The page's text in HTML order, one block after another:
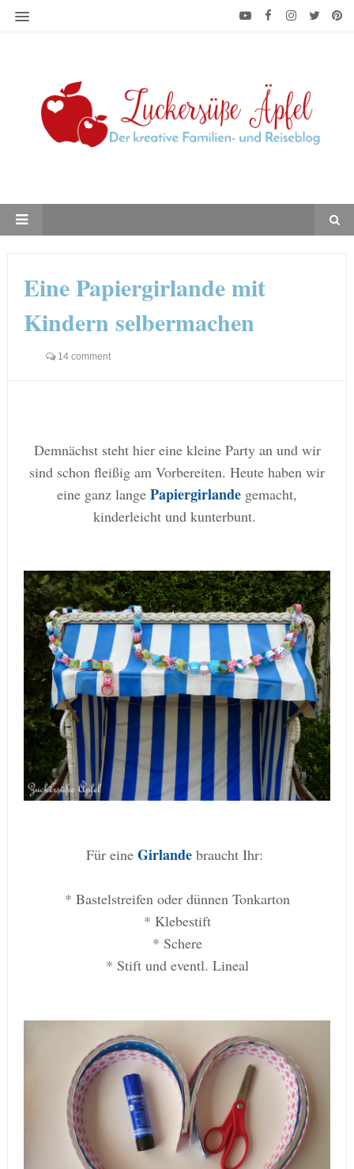
Eine Papiergirlande mit
Kindern selbermachen
14 comment
Demnächst steht hier eine kleine Party an und wir
sind schon fleißig am Vorbereiten. Heute haben wir
eine ganz lange Papiergirlande gemacht,
kinderleicht und kunterbunt.
Für eine Girlande braucht Ihr:
* Bastelstreifen oder dünnen Tonkarton
* Klebestift
* Schere
* Stift und eventl. Lineal